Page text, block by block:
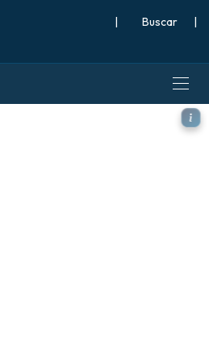
| |
- Islandia,